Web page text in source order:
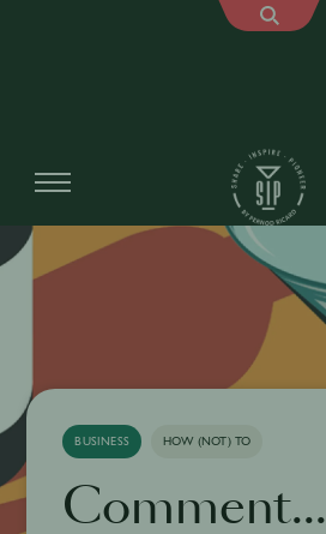
BUSINESS HOW (NOT) TO
Comment...